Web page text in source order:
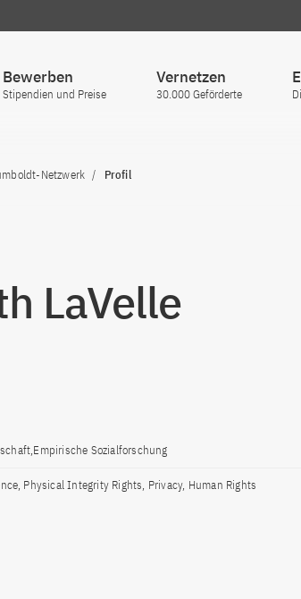
Bewerben
Stipendien und Preise
Vernetzen
30.000 Geförderte
Netzwerk Profil
LaVelle
Sozialforschung
Physical Integrity Rights, Privacy, Human Rights